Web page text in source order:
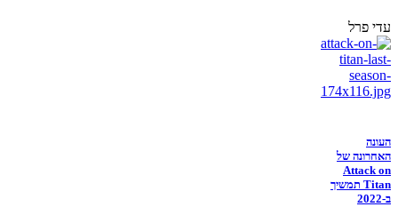
עדי פרל
העונה
האחרונה של
Attack on
Titan תמשיך
ב-2022